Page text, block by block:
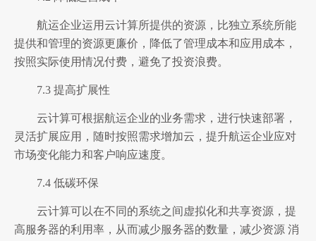
航运企业运用云计算所提供的资源，比独立系统所能
提供和管理的资源更廉价，降低了管理成本和应用成本，
按照实际使用情况付费，避免了投资浪费。
7.3 提高扩展性
云计算可根据航运企业的业务需求，进行快速部署，
灵活扩展应用，随时按照需求增加云，提升航运企业应对
市场变化能力和客户响应速度。
7.4 低碳环保
云计算可以在不同的系统之间虚拟化和共享资源，提
高服务器的利用率，从而减少服务器的数量，减少资源 消